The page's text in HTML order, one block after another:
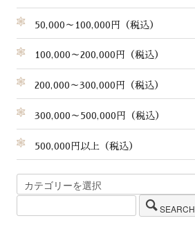
50,000～100,000円（税込）
100,000～200,000円（税込）
200,000～300,000円（税込）
300,000～500,000円（税込）
500,000円以上（税込）
SEARCH